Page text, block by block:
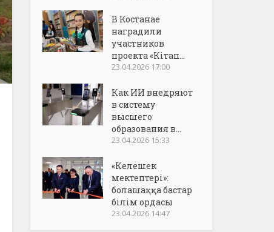
В Костанае
наградили
участников
проекта «Кітап...
23.04.2026 17:00
Как ИИ внедряют
в систему
высшего
образования в...
23.04.2026 15:33
«Келешек
мектептері»:
болашаққа бастар
білім ордасы
23.04.2026 14:47